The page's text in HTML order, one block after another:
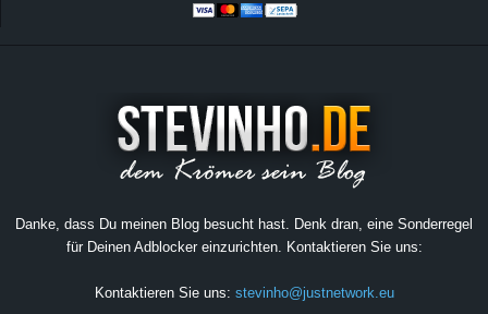
Danke, dass Du meinen Blog besucht hast. Denk dran, eine Sonderregel
für Deinen Adblocker einzurichten. Kontaktieren Sie uns:
Kontaktieren Sie uns: stevinho@justnetwork.eu